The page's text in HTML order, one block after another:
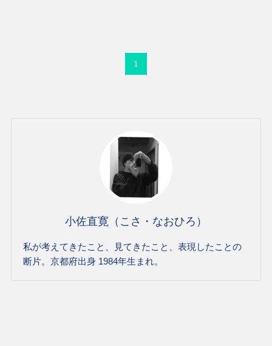
1
小佐直寛（こさ・なおひろ）
私が考えてきたこと、見てきたこと、表現したことの
断片。京都府出身 1984年生まれ。